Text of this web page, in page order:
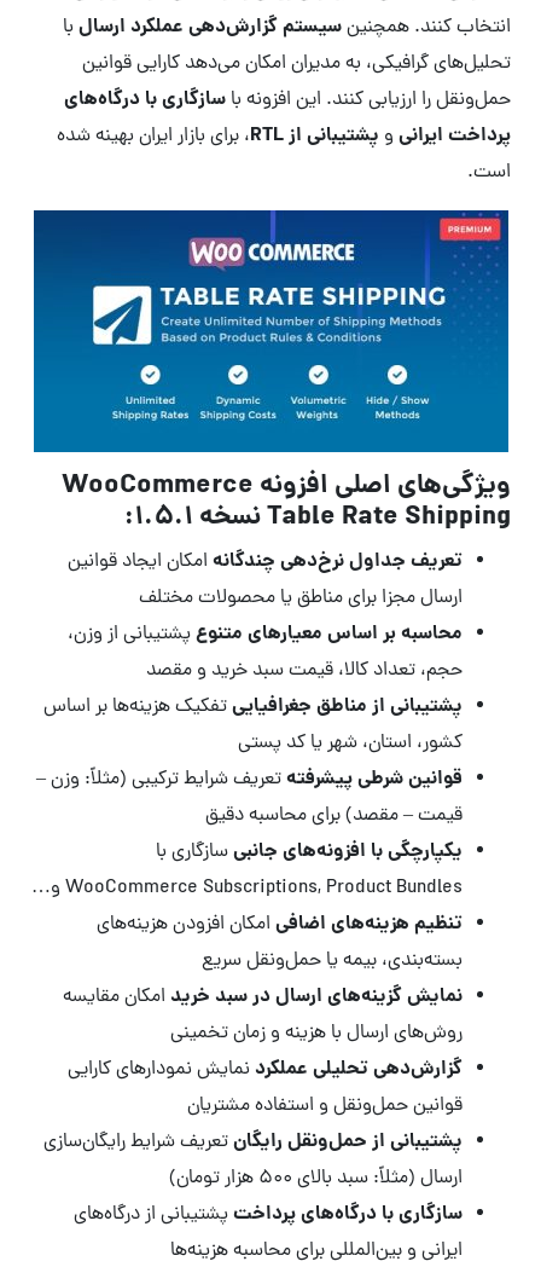
انتخاب کنند. همچنینسیستم گزارش‌دهی عملکرد ارسال با
تحلیل‌های گرافیکی، به مدیران امکان می‌دهد کارایی قوانین
حمل‌ونقل را ارزیابی کنند. این افزونه با سازگاری با درگاه‌های
پرداخت ایرانی و پشتیبانی از RTL
، برای بازار ایران بهینه شده
است.
ویژگی‌های اصلی افزونه WooCommerce
Table Rate Shipping نسخه 1.5.1:
تعریف جداول نرخ‌دهی چندگانه امکان ایجاد قوانین
ارسال مجزا برای مناطق یا محصولات مختلف
محاسبه بر اساس معیارهای متنوعپشتیبانی از وزن،
حجم، تعداد کالا، قیمت سبد خرید و مقصد
پشتیبانی از مناطق جغرافیاییتفکیک هزینه‌ها بر اساس
کشور، استان، شهر یا کد پستی
قوانین شرطی پیشرفتهتعریف شرایط ترکیبی (مثلاً: وزن –
قیمت – مقصد) برای محاسبه دقیق
یکپارچگی با افزونه‌های جانبیسازگاری با
WooCommerce Subscriptions, Product Bundles و…
تنظیم هزینه‌های اضافی امکان افزودن هزینه‌های
بسته‌بندی، بیمه یا حمل‌ونقل سریع
نمایش گزینه‌های ارسال در سبد خرید امکان مقایسه
روش‌های ارسال با هزینه و زمان تخمینی
گزارش‌دهی تحلیلی عملکرد نمایش نمودارهای کارایی
قوانین حمل‌ونقل و استفاده مشتریان
پشتیبانی از حمل‌ونقل رایگانتعریف شرایط رایگان‌سازی
ارسال (مثلاً: سبد بالای ۵۰۰ هزار تومان)
سازگاری با درگاه‌های پرداختپشتیبانی از درگاه‌های
ایرانی و بین‌المللی برای محاسبه هزینه‌ها